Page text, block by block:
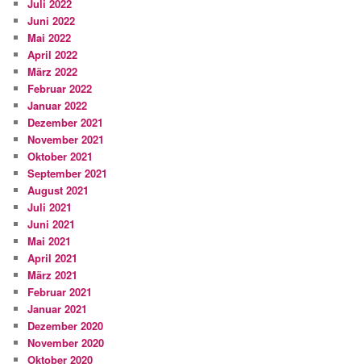
Juli 2022
Juni 2022
Mai 2022
April 2022
März 2022
Februar 2022
Januar 2022
Dezember 2021
November 2021
Oktober 2021
September 2021
August 2021
Juli 2021
Juni 2021
Mai 2021
April 2021
März 2021
Februar 2021
Januar 2021
Dezember 2020
November 2020
Oktober 2020